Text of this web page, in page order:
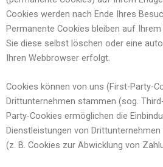
Cookies werden nach Ende Ihres
Permanente Cookies bleiben auf
Sie diese selbst löschen oder eine
Ihren Webbrowser erfolgt.
Cookies können von uns (First-Party-
Drittunternehmen stammen (sog.
Party-Cookies ermöglichen die
Dienstleistungen von
(z. B. Cookies zur Abwicklung von